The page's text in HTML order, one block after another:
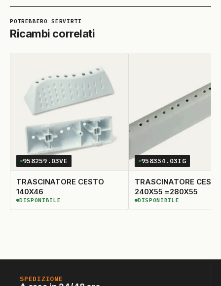
Ricambi correlati
958259.03VE
TRASCINATORE CESTO
140X46
DISPONIBILE
DISPONIBILE
958354.03IG
TRASCINATORE
240X55 =280X55
DISPONIBILE
DISPONIBILE
SPEDIZIONE